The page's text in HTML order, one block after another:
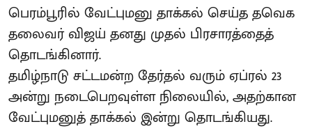
பெரம்பூரில் வேட்புமனு தாக்கல் செய்த தவெக
தலைவர் விஜய் தனது முதல் பிரசாரத்தைத்
தொடங்கினார்.
தமிழ்நாடு சட்டமன்ற தேர்தல் வரும் ஏப்ரல் 23
அன்று நடைபெறவுள்ள நிலையில், அதற்கான
வேட்புமனுத் தாக்கல் இன்று தொடங்கியது.